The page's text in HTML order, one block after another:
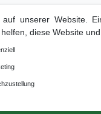
unserer Website.
diese Website